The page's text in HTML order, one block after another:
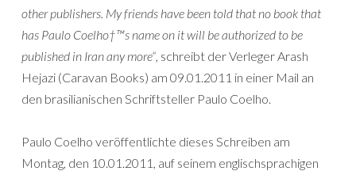
other publishers. My friends have been told that no book that
has Paulo Coelho†™s name on it will be authorized to be
published in Iran any more“, schreibt der Verleger Arash
Hejazi (Caravan Books) am 09.01.2011 in einer Mail an
den brasilianischen Schriftsteller Paulo Coelho.
Paulo Coelho veröffentlichte dieses Schreiben am
Montag, den 10.01.2011, auf seinem englischsprachigen